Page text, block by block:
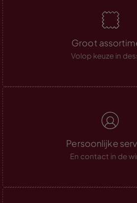
Groot
Volop keuze in
Persoonlijke
En contact in de